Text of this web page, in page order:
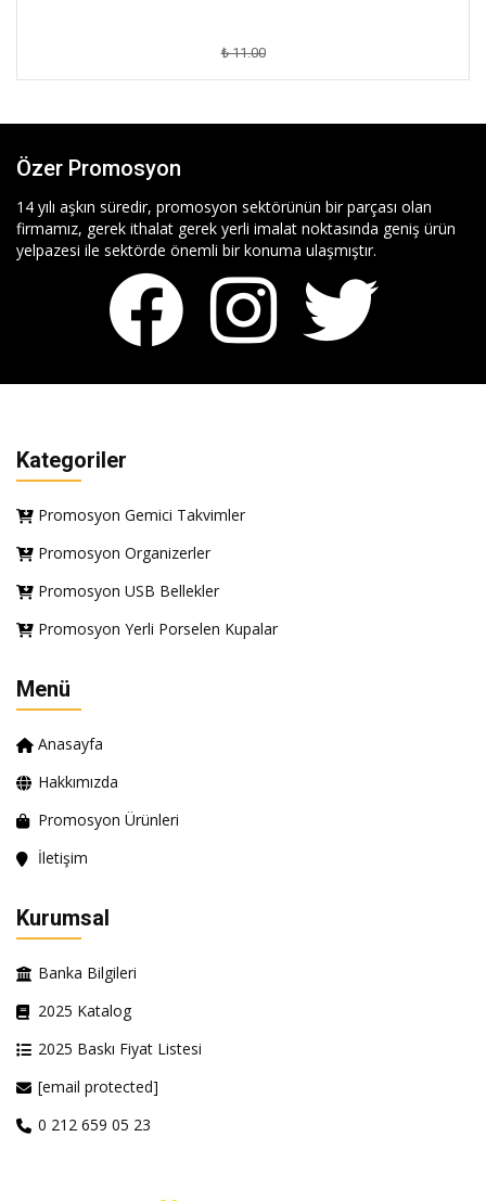
₺ 11.00
Özer Promosyon
14 yılı aşkın süredir, promosyon sektörünün bir parçası olan
firmamız, gerek ithalat gerek yerli imalat noktasında geniş ürün
yelpazesi ile sektörde önemli bir konuma ulaşmıştır.
Kategoriler
Promosyon Gemici Takvimler
Promosyon Organizerler
Promosyon USB Bellekler
Promosyon Yerli Porselen Kupalar
Menü
Anasayfa
Hakkımızda
Promosyon Ürünleri
İletişim
Kurumsal
Banka Bilgileri
2025 Katalog
2025 Baskı Fiyat Listesi
[email protected]
0 212 659 05 23